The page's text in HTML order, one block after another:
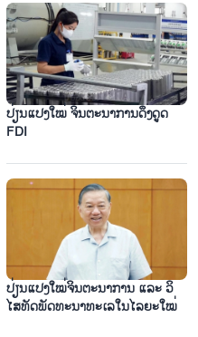
ພາະຂອງເຂດພາກກາງ
ະຫງົບງຽບໃນລະດູເຂົ້າສຸກເຫຼືອງ
ປ່ຽນແປງໃໝ່ ຈິນຕະນາການດຶງດູດ
FDI
ປ່ຽນ​ແປງ​ໃໝ່​ຈິນ​ຕະ​ນາ​ການ ແລະ ວິ​
ໄສ​ທັດ​ພັດ​ທະ​ນາ​ທະ​ເລ​ໃນ​ໄລ​ຍະ​ໃໝ່